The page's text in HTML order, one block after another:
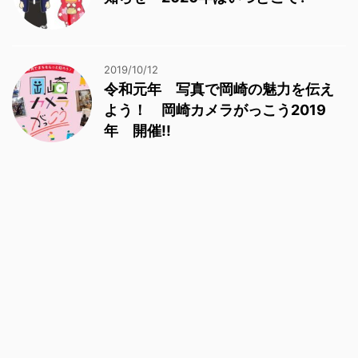
2019/10/12
令和元年 写真で岡崎の魅力を伝え
よう！ 岡崎カメラがっこう2019
年 開催!!